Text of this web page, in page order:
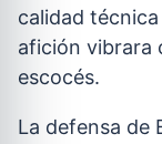
calidad
afición vibrara
escocés.
La defensa de